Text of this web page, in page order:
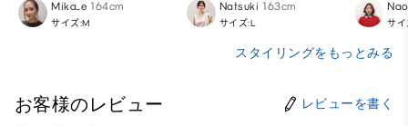
Mika_e 164cm
サイズ:M
Natsuki 163cm
サイズ:L
Nao
サイ
スタイリングをもっとみる
お客様のレビュー レビューを書く